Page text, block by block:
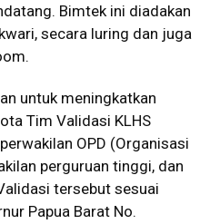
Bimtek ini diadakan
secara luring dan juga
untuk meningkatkan
Tim Validasi KLHS
OPD (Organisasi
perguruan tinggi, dan
tersebut sesuai
Papua Barat No.